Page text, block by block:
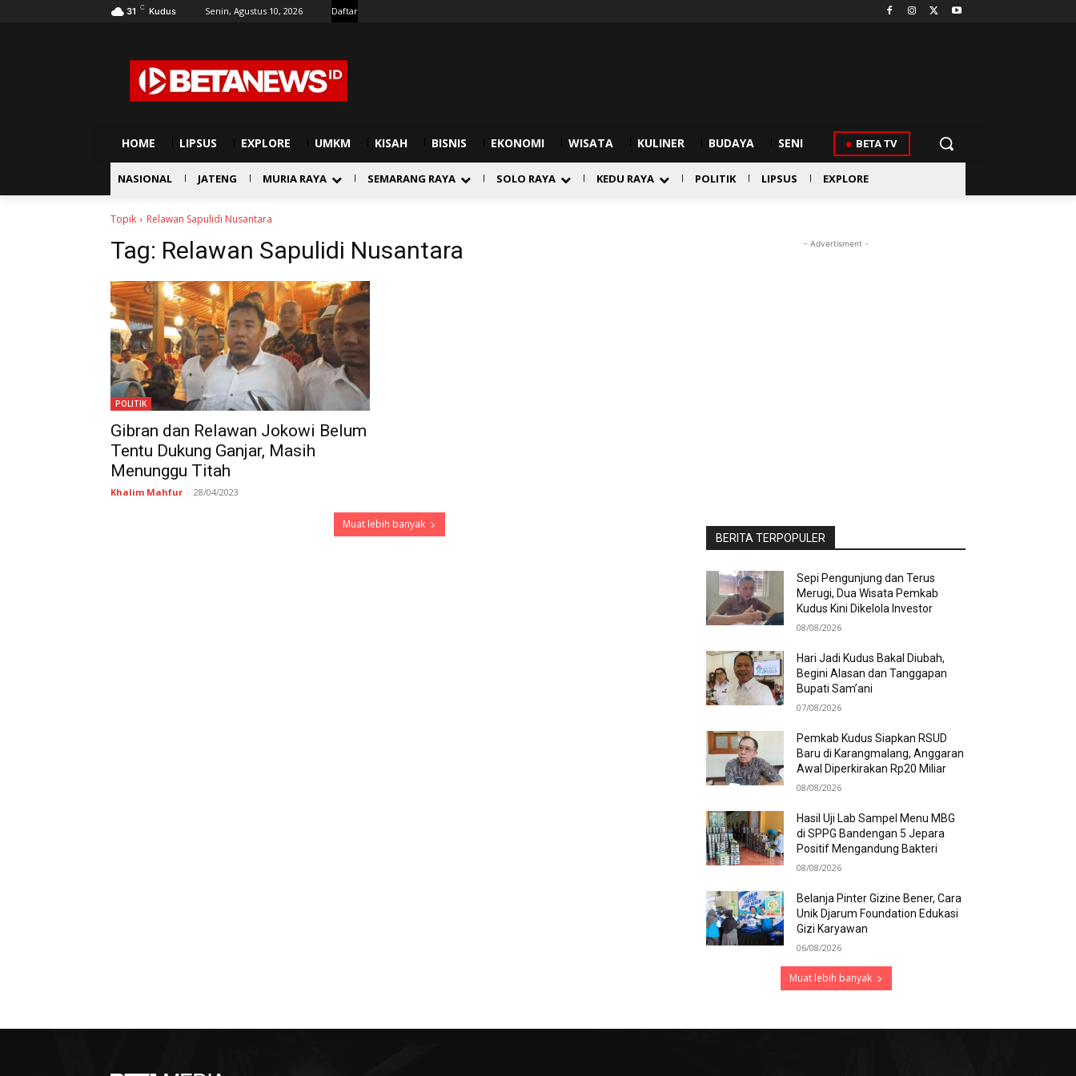
31 C Kudus Senin, Agustus 10, 2026 Daftar
HOME LIPSUS EXPLORE UMKM KISAH BISNIS EKONOMI WISATA KULINER BUDAYA SENI BETA TV
NASIONAL JATENG MURIA RAYA SEMARANG RAYA SOLO RAYA KEDU RAYA POLITIK LIPSUS EXPLORE
Topik Relawan Sapulidi Nusantara
Tag: Relawan Sapulidi Nusantara
POLITIK
Gibran dan Relawan Jokowi Belum
Tentu Dukung Ganjar, Masih
Menunggu Titah
Khalim Mahfur - 28/04/2023
Muat lebih banyak
- Advertisment -
BERITA TERPOPULER
Sepi Pengunjung dan Terus
Merugi, Dua Wisata Pemkab
Kudus Kini Dikelola Investor
08/08/2026
Hari Jadi Kudus Bakal Diubah,
Begini Alasan dan Tanggapan
Bupati Sam’ani
07/08/2026
Pemkab Kudus Siapkan RSUD
Baru di Karangmalang, Anggaran
Awal Diperkirakan Rp20 Miliar
08/08/2026
Hasil Uji Lab Sampel Menu MBG
di SPPG Bandengan 5 Jepara
Positif Mengandung Bakteri
08/08/2026
Belanja Pinter Gizine Bener, Cara
Unik Djarum Foundation Edukasi
Gizi Karyawan
06/08/2026
Muat lebih banyak